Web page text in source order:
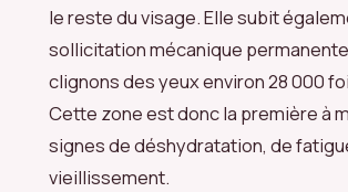
le reste du visage. Elle subit
sollicitation mécanique
clignons des yeux environ 28 000
Cette zone est donc la première à
signes de déshydratation, de
vieillissement.